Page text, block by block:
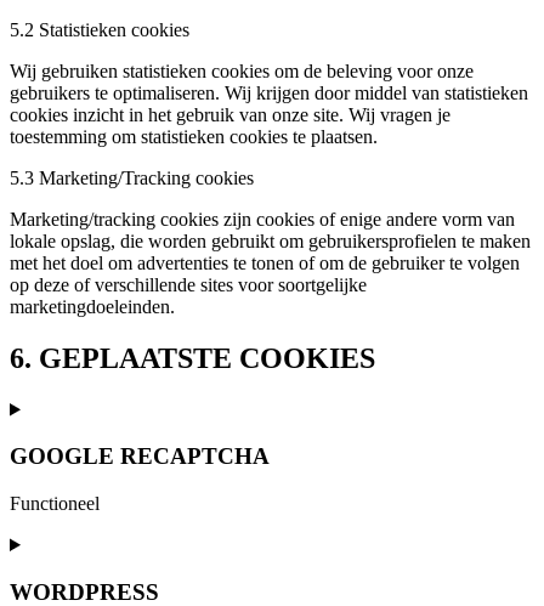
5.2 Statistieken cookies
Wij gebruiken statistieken cookies om de beleving voor onze
gebruikers te optimaliseren. Wij krijgen door middel van statistieken
cookies inzicht in het gebruik van onze site. Wij vragen je
toestemming om statistieken cookies te plaatsen.
5.3 Marketing/Tracking cookies
Marketing/tracking cookies zijn cookies of enige andere vorm van
lokale opslag, die worden gebruikt om gebruikersprofielen te maken
met het doel om advertenties te tonen of om de gebruiker te volgen
op deze of verschillende sites voor soortgelijke
marketingdoeleinden.
6. GEPLAATSTE COOKIES
GOOGLE RECAPTCHA
Functioneel
Consent
service
WORDPRESS